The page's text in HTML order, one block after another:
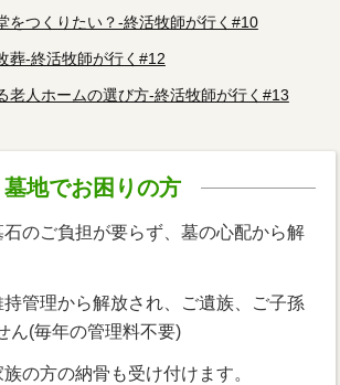
をつくりたい？-終活牧師が行く#10
葬-終活牧師が行く#12
老人ホームの選び方-終活牧師が行く#13
墓地でお困りの方
のご負担が要らず、墓の心配から解
管理から解放され、ご遺族、ご子孫
ん(毎年の管理料不要)
の方の納骨も受け付けます。